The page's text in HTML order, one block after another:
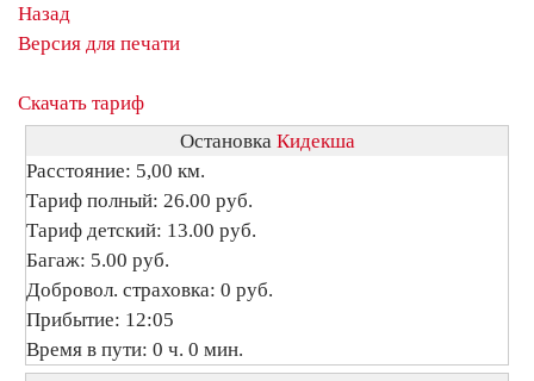
Назад
Версия для печати
Скачать тариф
Остановка Кидекша
Расстояние: 5,00 км.
Тариф полный: 26.00 руб.
Тариф детский: 13.00 руб.
Багаж: 5.00 руб.
Добровол. страховка: 0 руб.
Прибытие: 12:05
Время в пути: 0 ч. 0 мин.